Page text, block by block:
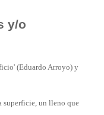
y/o
(Eduardo Arroyo) y
superficie, un lleno que